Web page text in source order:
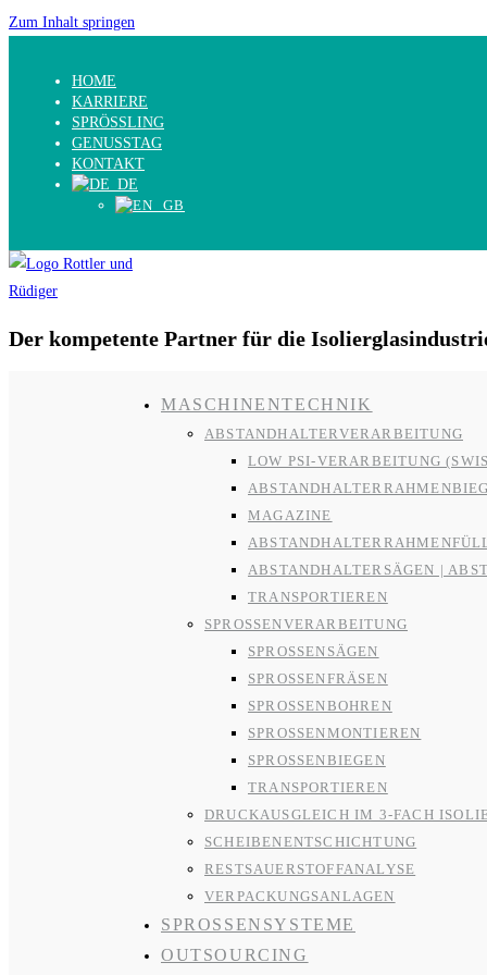
Zum Inhalt springen
HOME
KARRIERE
SPRÖSSLING
GENUSSTAG
KONTAKT
Der kompetente Partner für die
MASCHINENTECHNIK
ABSTANDHALTERVERARBEITUNG
LOW PSI-VERARBEITUNG
MAGAZINE
ABSTANDHALTERSÄGEN |
TRANSPORTIEREN
SPROSSENVERARBEITUNG
SPROSSENSÄGEN
SPROSSENFRÄSEN
SPROSSENBOHREN
SPROSSENMONTIEREN
SPROSSENBIEGEN
TRANSPORTIEREN
DRUCKAUSGLEICH IM 3-FACH
SCHEIBENENTSCHICHTUNG
RESTSAUERSTOFFANALYSE
VERPACKUNGSANLAGEN
SPROSSENSYSTEME
OUTSOURCING